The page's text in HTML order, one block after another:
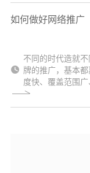
如何做好网络推广
不同的时代造就
牌的推广，基本
度快、覆盖范围